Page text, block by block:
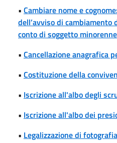
• Cambiare nome e
dell’avviso di cambiamento
conto di soggetto minorenne
• Cancellazione anagrafica
• Costituzione della
• Iscrizione all'albo degli
• Iscrizione all'albo dei
• Legalizzazione di fotografia